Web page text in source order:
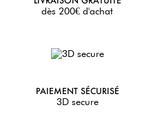
dès 200€ d'achat
PAIEMENT SÉCURISÉ
3D secure